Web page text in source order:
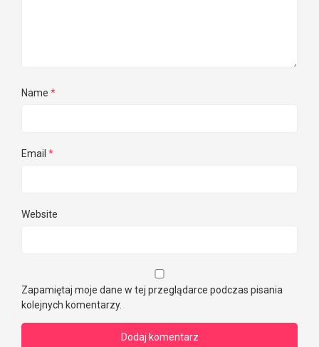
Name *
Email *
Website
Zapamiętaj moje dane w tej przeglądarce podczas pisania
kolejnych komentarzy.